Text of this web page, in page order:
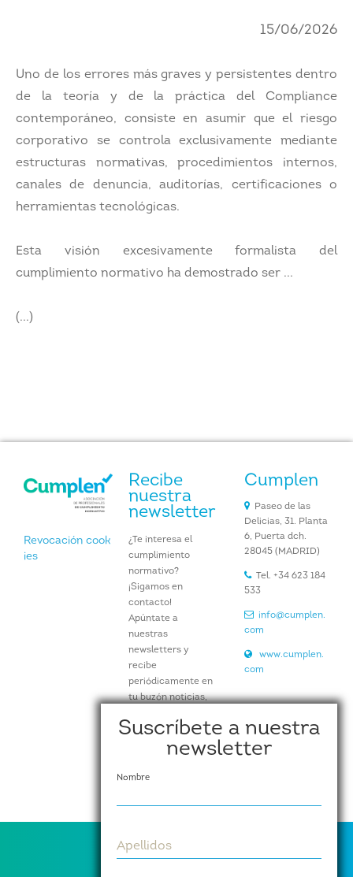
15/06/2026
Uno de los errores más graves y persistentes dentro
de la teoría y de la práctica del Compliance
contemporáneo, consiste en asumir que el riesgo
corporativo se controla exclusivamente mediante
estructuras normativas, procedimientos internos,
canales de denuncia, auditorías, certificaciones o
herramientas tecnológicas.
Esta visión excesivamente formalista del
cumplimiento normativo ha demostrado ser ...
(...)
Suscríbete a nuestra
newsletter
Nombre
Apellidos
Revocación cook
ies
Recibe
nuestra
newsletter
¿Te interesa el
cumplimiento
normativo?
¡Sigamos en
contacto!
Apúntate a
nuestras
newsletters y
recibe
periódicamente en
tu buzón noticias,
información de
nuestros eventos y
Suscríbete aquí
Cumplen
Paseo de las
Delicias, 31. Planta
6, Puerta dch.
28045 (MADRID)
Tel. +34 623 184
533
info@cumplen.
com
www.cumplen.
com